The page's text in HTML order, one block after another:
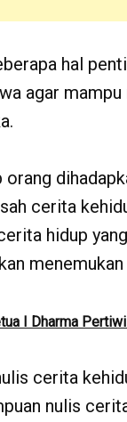
hal
agar
cerita
hidup
I Dharma
cerita
nulis